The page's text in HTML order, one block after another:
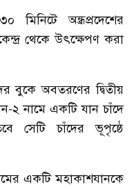
অন্ধ্রপ্রদেশের
থেকে উৎক্ষেপণ করা
বুকে অবতরণের দ্বিতীয়
২ নামে একটি যান চাঁদে
সেটি চাঁদের ভূপৃষ্ঠে
একটি মহাকাশযানকে